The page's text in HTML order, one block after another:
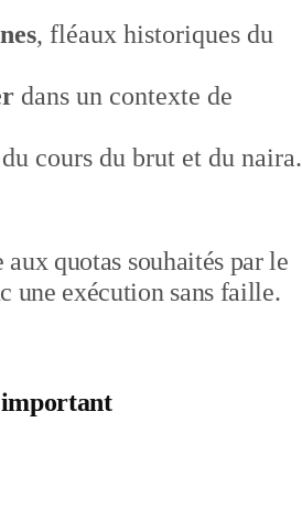
, fléaux historiques du
dans un contexte de
cours du brut et du naira.
quotas souhaités par le
une exécution sans faille.